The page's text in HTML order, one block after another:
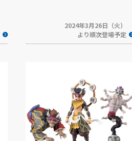
2024年3月26日（火）
より順次登場予定